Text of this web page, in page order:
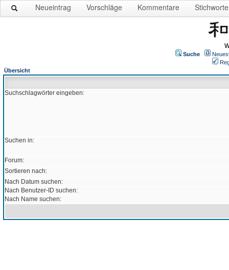
Neueintrag Vorschläge Kommentare Stichworte
Suche
Übersicht
Suchschlagwörter eingeben:
Suchen in:
Forum:
Sortieren nach:
Nach Datum suchen:
Nach Benutzer-ID suchen:
Nach Name suchen: